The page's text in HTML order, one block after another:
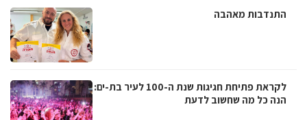
התנדבות מאהבה
לקראת פתיחת חגיגות שנת ה-100 לעיר בת-ים:
הנה כל מה שחשוב לדעת